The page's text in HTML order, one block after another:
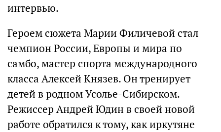
интервью.
Героем сюжета Марии Филичевой стал
чемпион России, Европы и мира по
самбо, мастер спорта международного
класса Алексей Князев. Он тренирует
детей в родном Усолье-Сибирском.
Режиссер Андрей Юдин в своей новой
работе обратился к тому, как иркутяне